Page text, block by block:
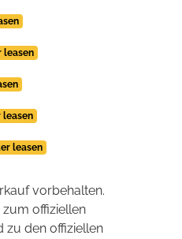
leasen
leasen
leasen
vorbehalten.
offiziellen
zu den offiziellen